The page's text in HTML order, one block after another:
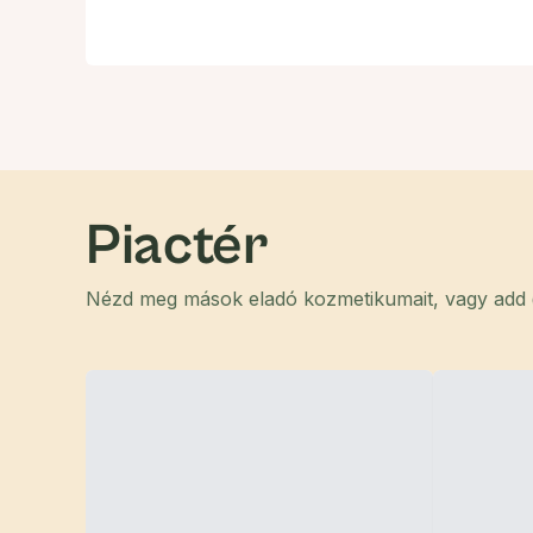
Piactér
Nézd meg mások eladó kozmetikumait, vagy add